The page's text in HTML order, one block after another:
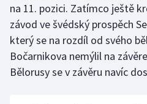
na 11. pozici. Zatímco ještě
závod ve švédský prospěch
který se na rozdíl od svého
Bočarnikova nemýlil na
Bělorusy se v závěru navíc